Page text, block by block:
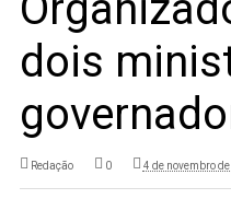
dois
Redação 0 4 de novembro